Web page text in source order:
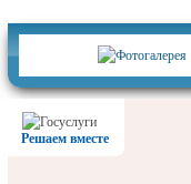
Решаем вместе